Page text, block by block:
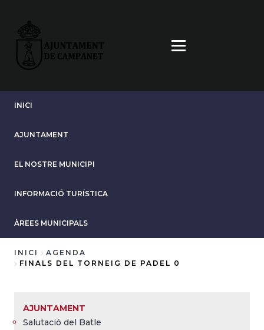
contingut
INICI
AJUNTAMENT
EL NOSTRE MUNICIPI
INFORMACIÓ TURÍSTICA
ÀREES MUNICIPALS
INICI
AGENDA
FINALS DEL TORNEIG DE PADEL 0
AJUNTAMENT
Salutació del Batle